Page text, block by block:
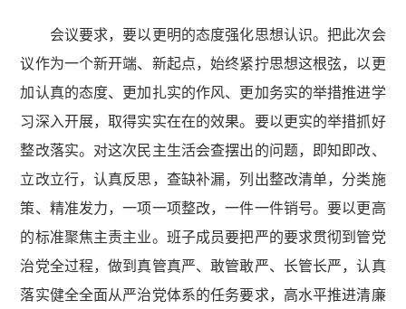
会议要求，要以更明的态度强化思想认识。把此次会
议作为一个新开端、新起点，始终紧拧思想这根弦，以更
加认真的态度、更加扎实的作风、更加务实的举措推进学
习深入开展，取得实实在在的效果。要以更实的举措抓好
整改落实。对这次民主生活会查摆出的问题，即知即改、
立改立行，认真反思，查缺补漏，列出整改清单，分类施
策、精准发力，一项一项整改，一件一件销号。要以更高
的标准聚焦主责主业。班子成员要把严的要求贯彻到管党
治党全过程，做到真管真严、敢管敢严、长管长严，认真
落实健全全面从严治党体系的任务要求，高水平推进清廉